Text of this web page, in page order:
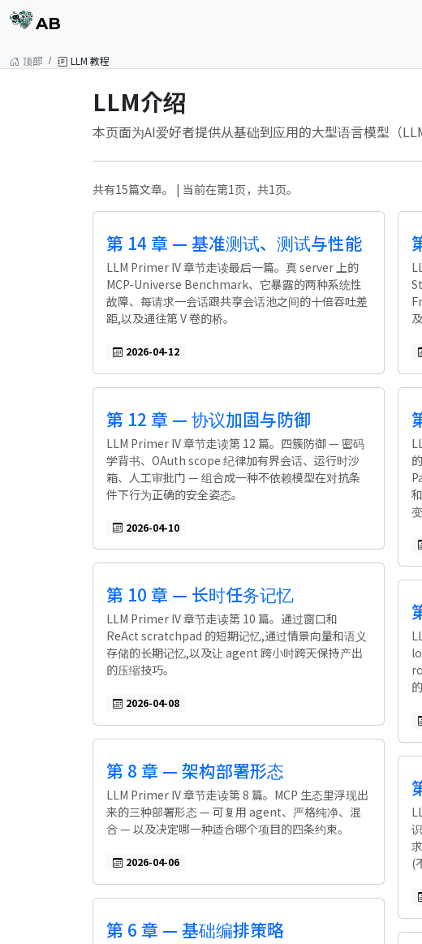
AB
顶部 LLM 教程
LLM介绍
本页面为AI爱好者提供从基础到应用的大型语言模型（
共有15篇文章。 | 当前在第1页，共1页。
第 14 章 — 基准测试、测试与性能
LLM Primer IV 章节走读最后一篇。真 server 上的
MCP-Universe Benchmark、它暴露的两种系统性
故障、每请求一会话跟共享会话池之间的十倍吞吐差
距,以及通往第 V 卷的桥。
2026-04-12
第 12 章 — 协议加固与防御
LLM Primer IV 章节走读第 12 篇。四簇防御 — 密码
学背书、OAuth scope 纪律加有界会话、运行时沙
箱、人工审批门 — 组合成一种不依赖模型在对抗条
件下行为正确的安全姿态。
2026-04-10
第 10 章 — 长时任务记忆
LLM Primer IV 章节走读第 10 篇。通过窗口和
ReAct scratchpad 的短期记忆,通过情景向量和语义
存储的长期记忆,以及让 agent 跨小时跨天保持产出
的压缩技巧。
2026-04-08
第 8 章 — 架构部署形态
LLM Primer IV 章节走读第 8 篇。MCP 生态里浮现出
来的三种部署形态 — 可复用 agent、严格纯净、混
合 — 以及决定哪一种适合哪个项目的四条约束。
2026-04-06
(
第 6 章 — 基础编排策略